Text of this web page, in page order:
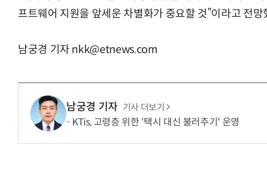
프트웨어 지원을 앞세운 차별화가 중요할 것”이라고 전망
남궁경 기자 nkk@etnews.com
남궁경 기자 기사 더보기
KTis, 고령층 위한 '택시 대신 불러주기' 운영